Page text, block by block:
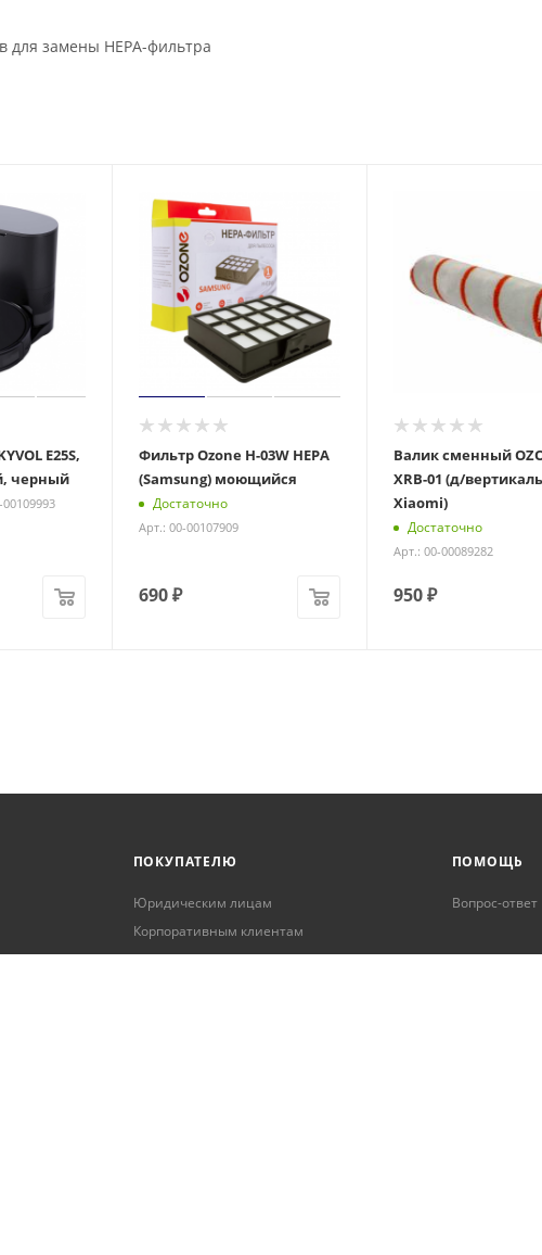
для замены HEPA-фильтра
E25S,
черный
Фильтр Ozone H-03W HEPA
(Samsung) моющийся
Достаточно
Арт.: 00-00107909
690₽
Валик сменный
XRB-01 (д/
Xiaomi)
Достаточно
Арт.: 00-00089282
950₽
ПОКУПАТЕЛЮ
Юридическим лицам
Корпоративным клиентам
Условия оплаты
ПОМОЩЬ
Вопрос-ответ